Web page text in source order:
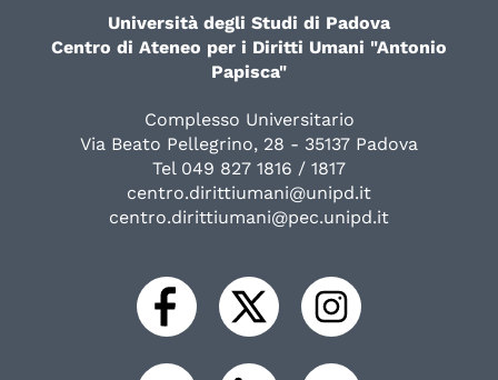
Università degli Studi di Padova
Centro di Ateneo per i Diritti Umani "Antonio
Papisca"
Complesso Universitario
Via Beato Pellegrino, 28 - 35137 Padova
Tel 049 827 1816 / 1817
centro.dirittiumani@unipd.it
centro.dirittiumani@pec.unipd.it